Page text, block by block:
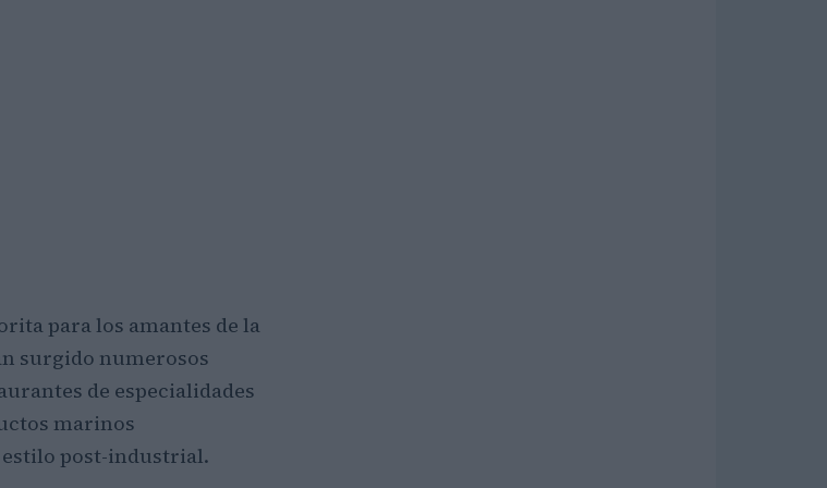
para los amantes de la
surgido numerosos
de especialidades
marinos
estilo post-industrial.